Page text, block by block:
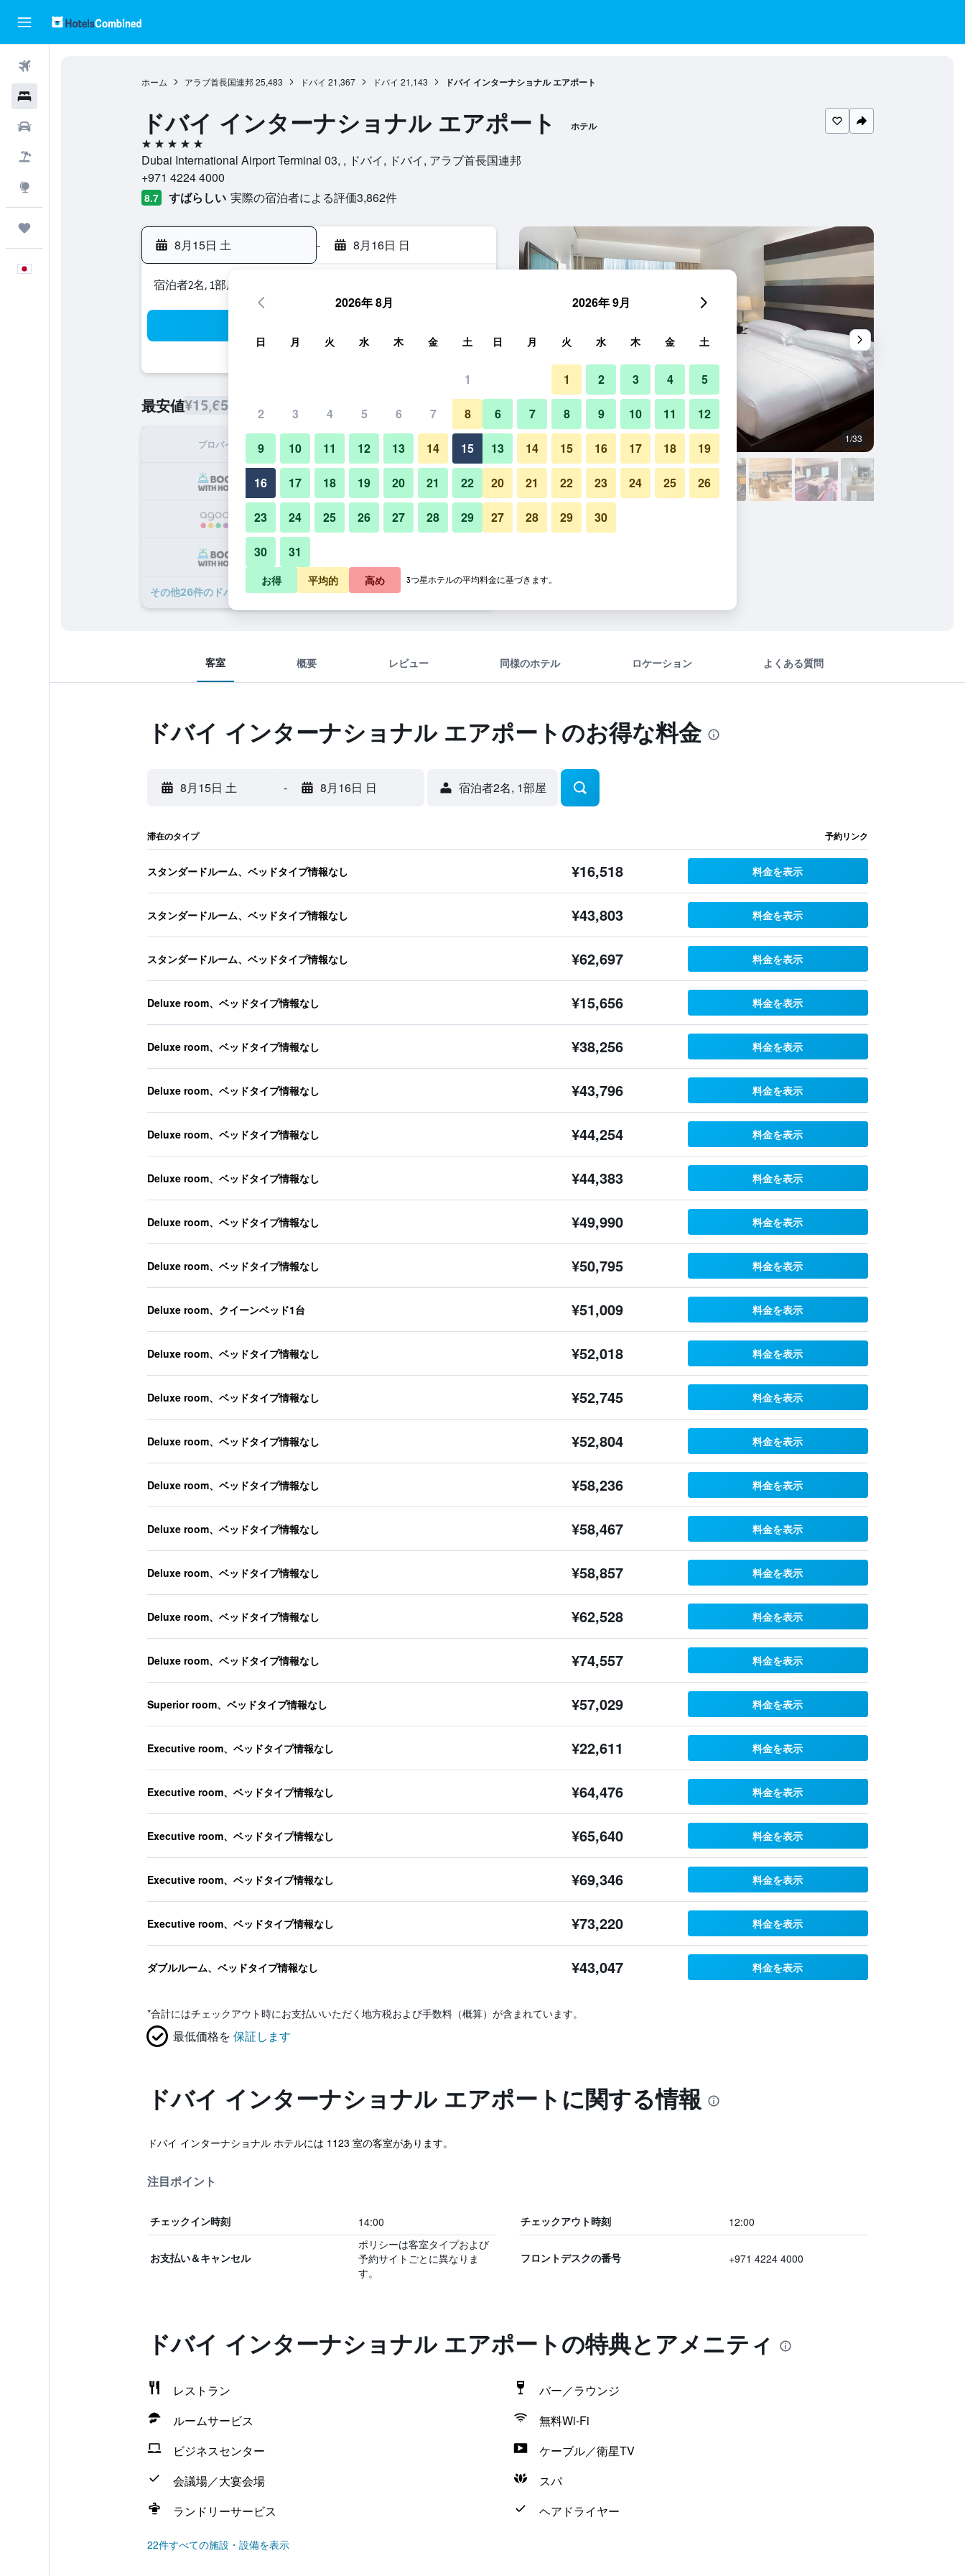
ホーム アラブ首長国連邦 25,483 ドバイ 21,367 ドバイ 21,143 ドバイ インターナショナル エアポート
ドバイ インターナショナル エアポート ホテル
5つ星
Dubai International Airport Terminal 03, , ドバイ, ドバイ, アラブ首長国連邦
+971 4224 4000
8.7 すばらしい 実際の宿泊者による評価3,862​件
8月15日 土 - 8月16日 日
宿泊者2名, 1​部屋
最安値¥15,656
プロバイダ 1泊あたり合計
¥15,656 プランを見る
¥16,518 プランを見る
​その他26​件のドバイ インターナショナル エアポートのオファー
寝室 1/33
ドバイ インターナショナル エアポートの写真
客室 概要 レビュー 同様のホテル ロケーション よくある質問
ドバイ インターナショナル エアポートのお得な料金
8月15日 土 - 8月16日 日 宿泊者2名, 1​部屋
滞在のタイプ 予約リンク
スタンダードルーム、ベッドタイプ情報なし ¥16,518 料金を表示
スタンダードルーム、ベッドタイプ情報なし ¥43,803 料金を表示
スタンダードルーム、ベッドタイプ情報なし ¥62,697 料金を表示
Deluxe room、ベッドタイプ情報なし ¥15,656 料金を表示
Deluxe room、ベッドタイプ情報なし ¥38,256 料金を表示
Deluxe room、ベッドタイプ情報なし ¥43,796 料金を表示
Deluxe room、ベッドタイプ情報なし ¥44,254 料金を表示
Deluxe room、ベッドタイプ情報なし ¥44,383 料金を表示
Deluxe room、ベッドタイプ情報なし ¥49,990 料金を表示
Deluxe room、ベッドタイプ情報なし ¥50,795 料金を表示
Deluxe room、クイーンベッド1台 ¥51,009 料金を表示
Deluxe room、ベッドタイプ情報なし ¥52,018 料金を表示
Deluxe room、ベッドタイプ情報なし ¥52,745 料金を表示
Deluxe room、ベッドタイプ情報なし ¥52,804 料金を表示
Deluxe room、ベッドタイプ情報なし ¥58,236 料金を表示
Deluxe room、ベッドタイプ情報なし ¥58,467 料金を表示
Deluxe room、ベッドタイプ情報なし ¥58,857 料金を表示
Deluxe room、ベッドタイプ情報なし ¥62,528 料金を表示
Deluxe room、ベッドタイプ情報なし ¥74,557 料金を表示
Superior room、ベッドタイプ情報なし ¥57,029 料金を表示
Executive room、ベッドタイプ情報なし ¥22,611 料金を表示
Executive room、ベッドタイプ情報なし ¥64,476 料金を表示
Executive room、ベッドタイプ情報なし ¥65,640 料金を表示
Executive room、ベッドタイプ情報なし ¥69,346 料金を表示
Executive room、ベッドタイプ情報なし ¥73,220 料金を表示
ダブルルーム、ベッドタイプ情報なし ¥43,047 料金を表示
*合計にはチェックアウト時にお支払いいただく地方税および手数料（概算）が含まれています。
最低価格を 保証します
ドバイ インターナショナル エアポートに関する情報
ドバイ インターナショナル ホテルには 1123 室の客室があります。
注目ポイント
チェックイン時刻 14:00 チェックアウト時刻 12:00
お支払い＆キャンセル
ポリシーは客室タイプおよび
予約サイトごとに異なりま
す。
フロントデスクの番号 +971 4224 4000
ドバイ インターナショナル エアポートの特典とアメニティ
レストラン
バー／ラウンジ
ルームサービス
無料Wi-Fi
ビジネスセンター
ケーブル／衛星TV
会議場／大宴会場
スパ
ランドリーサービス
ヘアドライヤー
22件すべての施設・設備を表示
2026年 8月
日 月 火 水 木 金 土
1
2 3 4 5 6 7 8
9 10 11 12 13 14 15
16 17 18 19 20 21 22
23 24 25 26 27 28 29
30 31
2026年 9月
日 月 火 水 木 金 土
1 2 3 4 5
6 7 8 9 10 11 12
13 14 15 16 17 18 19
20 21 22 23 24 25 26
27 28 29 30
お得 平均的 高め 3つ星ホテルの平均料金に基づきます。